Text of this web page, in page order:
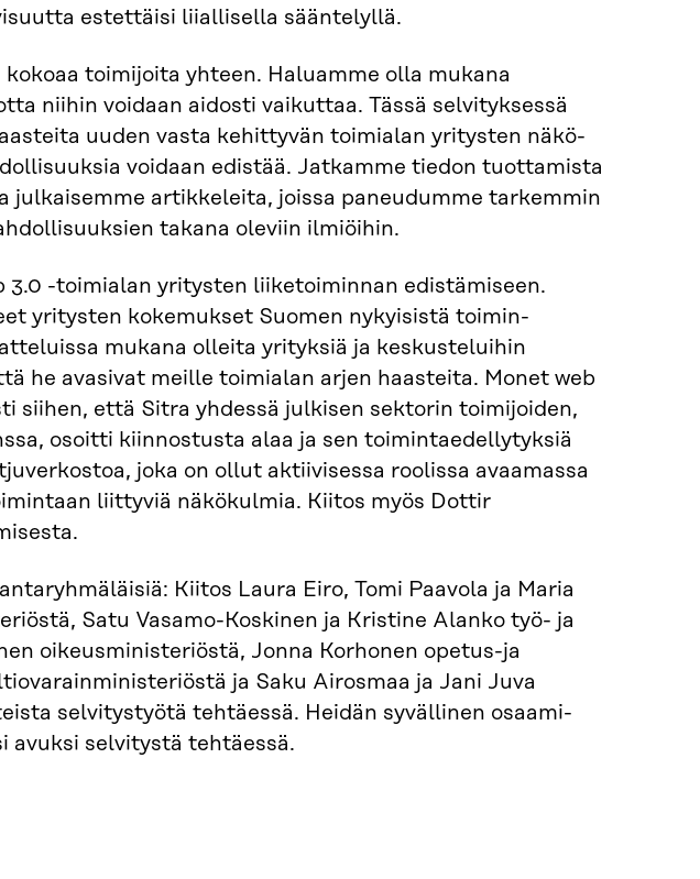
estettäisi liiallisella sääntelyllä.
toimijoita yhteen. Haluamme olla mukana
niihin voidaan aidosti vaikuttaa. Tässä selvityksessä
uuden vasta kehittyvän toimialan yritysten näkö­
voidaan edistää. Jatkamme tiedon tuotta­mista
julkaisemme artikkeleita, joissa paneudumme tarkemmin
takana oleviin ilmiöihin.
3.0 -toimialan yritysten liiketoiminnan edistämi­seen.
yritysten kokemukset Suomen nykyisistä toimin­
mukana olleita yrityksiä ja keskusteluihin
he avasivat meille toimialan arjen haasteita. Monet web
siihen, että Sitra yhdessä julkisen sektorin toimijoiden,
osoitti kiinnostusta alaa ja sen toimintaedellytyksiä
joka on ollut aktiivisessa roolissa avaa­massa
liittyviä näkökulmia. Kiitos myös Dottir
Kiitos Laura Eiro, Tomi Paavola ja Maria
Satu Vasamo-Koskinen ja Kristine Alanko työ- ja
oikeusministeriöstä, Jonna Korhonen opetus-ja
ja Saku Airosmaa ja Jani Juva
selvitystyötä tehtäessä. Heidän syvällinen osaami­
avuksi selvitystä tehtäessä.